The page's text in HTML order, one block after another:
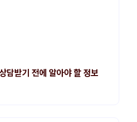
담받기 전에 알아야 할 정보